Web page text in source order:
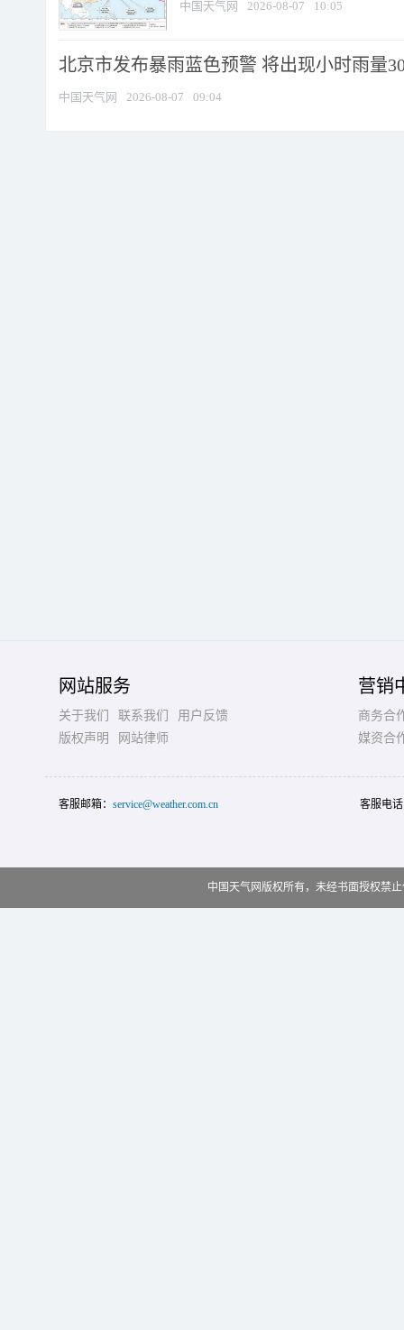
中国天气网 2026-08-07 10:05
北京市发布暴雨蓝色预警 将出现小时雨量
中国天气网 2026-08-07 09:04
网站服务
关于我们 联系我们
用户反馈
版权声明
网站律师
营销
商务合
媒资合
客服邮箱： service@weather.com.cn 客服电
中国天气网版权所有，未经书面授权